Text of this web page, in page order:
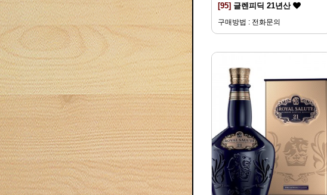
[95] 글렌피딕 21년산
구매방법 : 전화문의